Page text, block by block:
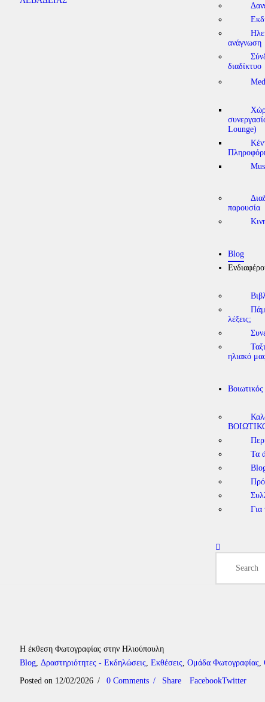
ανάγνωση
διαδίκτυο
Lounge)
παρουσία
Blog
λέξεις;
ηλιακό
Τα
Για
Η έκθεση Φωτογραφίας στην Ηλιούπουλη
Blog Δραστηριότητες - Εκδηλώσεις Εκθέσεις Ομάδα Φωτογραφίας
Posted on 12/02/2026
0 Comments Share FacebookTwitter